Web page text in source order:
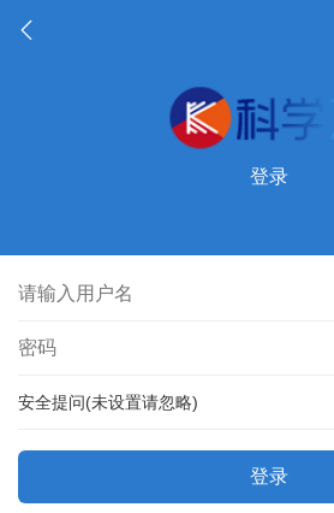
登录
安全提问(未设置请忽略)
登录